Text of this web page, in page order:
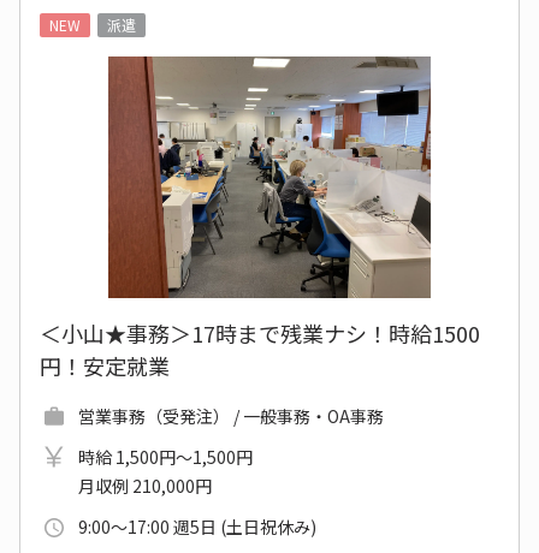
NEW
派遣
＜小山★事務＞17時まで残業ナシ！時給1500
円！安定就業
営業事務（受発注） / 一般事務・OA事務
時給 1,500円～1,500円
月収例 210,000円
9:00～17:00 週5日 (土日祝休み)